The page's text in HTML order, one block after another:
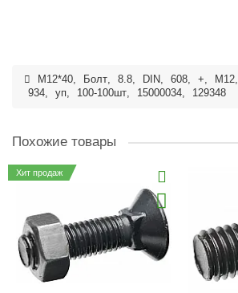
M12*40, Болт, 8.8, DIN, 608, +, M12,
934, уп, 100-100шт, 15000034, 129348
Похожие товары
Хит продаж